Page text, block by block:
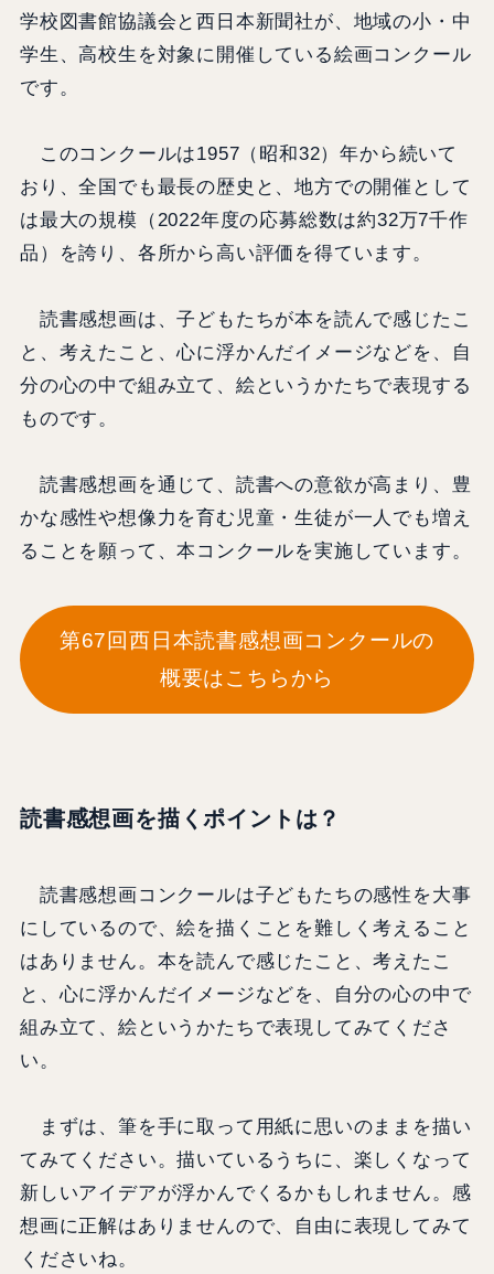
学校図書館協議会と西日本新聞社が、地域の小・中
学生、高校生を対象に開催している絵画コンクール
です。
このコンクールは1957（昭和32）年から続いて
おり、全国でも最長の歴史と、地方での開催として
は最大の規模（2022年度の応募総数は約32万7千作
品）を誇り、各所から高い評価を得ています。
読書感想画は、子どもたちが本を読んで感じたこ
と、考えたこと、心に浮かんだイメージなどを、自
分の心の中で組み立て、絵というかたちで表現する
ものです。
読書感想画を通じて、読書への意欲が高まり、豊
かな感性や想像力を育む児童・生徒が一人でも増え
ることを願って、本コンクールを実施しています。
第67回西日本読書感想画コンクールの
概要はこちらから
読書感想画を描くポイントは？
読書感想画コンクールは子どもたちの感性を大事
にしているので、絵を描くことを難しく考えること
はありません。本を読んで感じたこと、考えたこ
と、心に浮かんだイメージなどを、自分の心の中で
組み立て、絵というかたちで表現してみてくださ
い。
まずは、筆を手に取って用紙に思いのままを描い
てみてください。描いているうちに、楽しくなって
新しいアイデアが浮かんでくるかもしれません。感
想画に正解はありませんので、自由に表現してみて
くださいね。